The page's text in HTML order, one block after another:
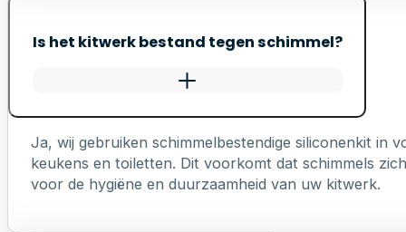
Is het kitwerk bestand tegen schimmel?
Ja, wij gebruiken schimmelbestendige siliconenkit in
keukens en toiletten. Dit voorkomt dat schimmels
voor de hygiëne en duurzaamheid van uw kitwerk.